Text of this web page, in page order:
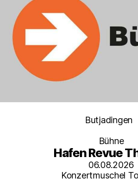
Butjadingen
Bühne
Hafen Revue
06.08.2026
Konzertmuschel